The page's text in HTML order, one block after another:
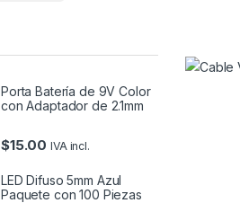
Porta Batería de 9V Color
con Adaptador de 2.1mm
$15.00 IVA incl.
LED Difuso 5mm Azul
Paquete con 100 Piezas